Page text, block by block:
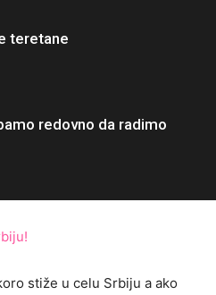
teretane
redovno da radimo
stiže u celu Srbiju a ako